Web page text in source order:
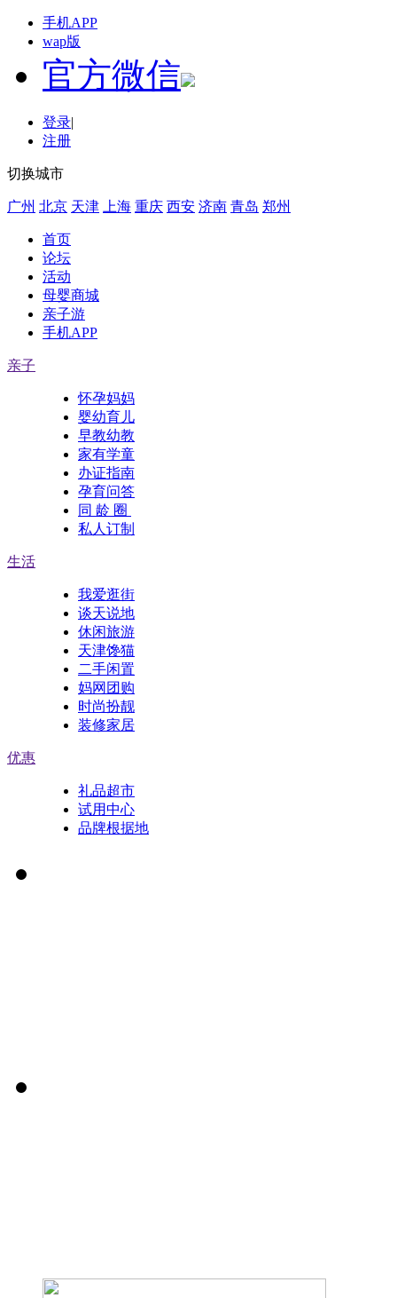
手机APP
wap版
官方微信
登录|
注册
切换城市
广州 北京 天津 上海 重庆 西安 济南 青岛 郑州
首页
论坛
活动
母婴商城
亲子游
手机APP
亲子
怀孕妈妈
婴幼育儿
早教幼教
家有学童
办证指南
孕育问答
同 龄 圈
私人订制
生活
我爱逛街
谈天说地
休闲旅游
天津馋猫
二手闲置
妈网团购
时尚扮靓
装修家居
优惠
礼品超市
试用中心
品牌根据地